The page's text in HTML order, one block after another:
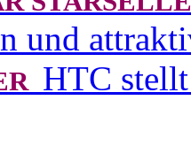
und
HTC